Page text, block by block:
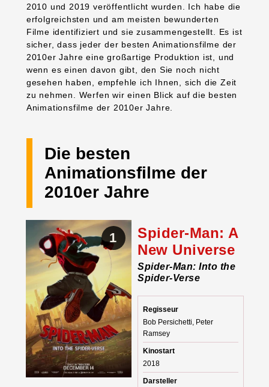
2010 und 2019 veröffentlicht wurden. Ich habe die
erfolgreichsten und am meisten bewunderten
Filme identifiziert und sie zusammengestellt. Es ist
sicher, dass jeder der besten Animationsfilme der
2010er Jahre eine großartige Produktion ist, und
wenn es einen davon gibt, den Sie noch nicht
gesehen haben, empfehle ich Ihnen, sich die Zeit
zu nehmen. Werfen wir einen Blick auf die besten
Animationsfilme der 2010er Jahre.
Die besten
Animationsfilme der
2010er Jahre
1
Spider-Man: A
New Universe
Spider-Man: Into the
Spider-Verse
Regisseur
Bob Persichetti, Peter
Ramsey
Kinostart
2018
Darsteller